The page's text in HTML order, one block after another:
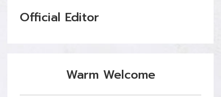
Official Editor
Warm Welcome